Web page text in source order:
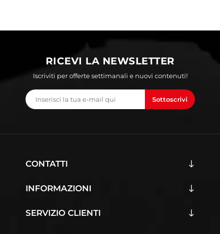
RICEVI LA NEWSLETTER
Iscriviti per offerte settimanali e nuovi contenuti!
Sottoscrivi
CONTATTI
INFORMAZIONI
SERVIZIO CLIENTI